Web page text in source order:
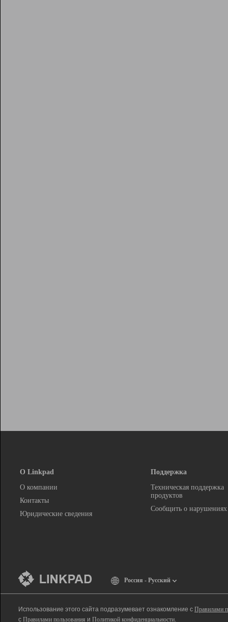
О Linkpad
О компании
Контакты
Юридические сведения
Поддержка
Техническая поддержка
продуктов
Сообщить о нарушениях
Россия - Русский
Использование этого сайта подразумевает ознакомление с Правилами
с Правилами пользования и Политикой конфиденциальности.